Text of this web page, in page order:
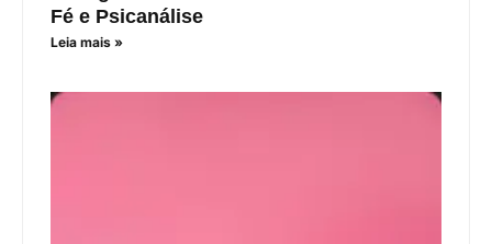
Fé e Psicanálise
Leia mais »